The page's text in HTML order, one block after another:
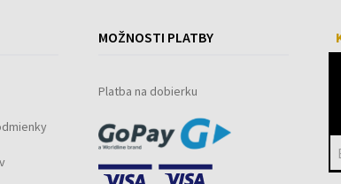
MOŽNOSTI PLATBY
Platba na dobierku